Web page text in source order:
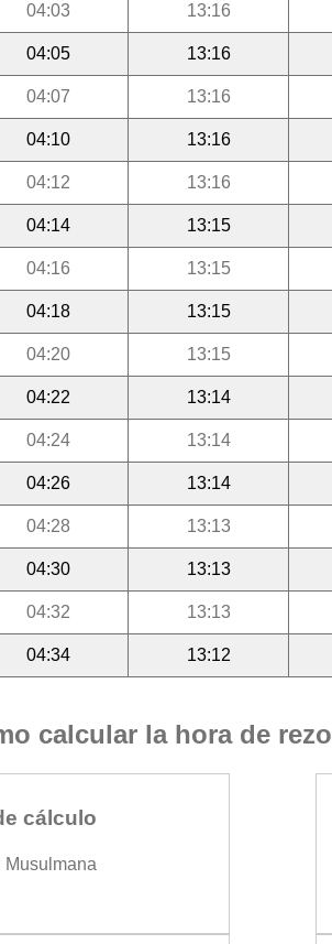
04:03 13:16
04:05 13:16
04:07 13:16
04:10 13:16
04:12 13:16
04:14 13:15
04:16 13:15
04:18 13:15
04:20 13:15
04:22 13:14
04:24 13:14
04:26 13:14
04:28 13:13
04:30 13:13
04:32 13:13
04:34 13:12
calcular la hora de rezo
cálculo
Musulmana